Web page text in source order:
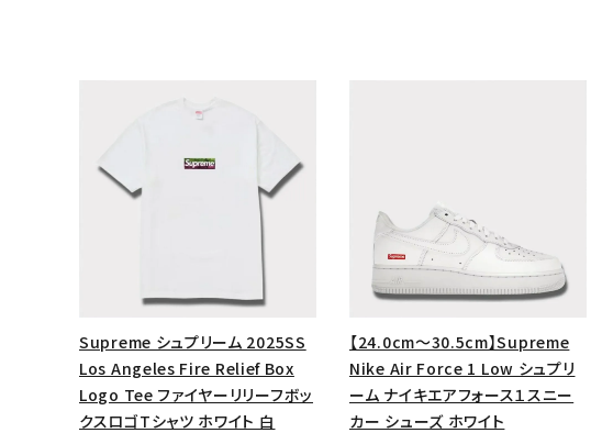
シーズンから探す
Supreme シュプリーム 2025SS
Los Angeles Fire Relief Box
Logo Tee ファイヤーリリーフボッ
クスロゴTシャツ ホワイト 白
【24.0cm～30.5cm】Supreme
Nike Air Force 1 Low シュプリ
ーム ナイキエアフォース１スニー
カー シューズ ホワイト